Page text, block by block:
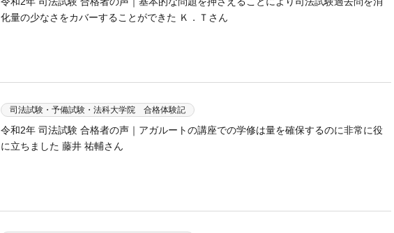
化量の少なさをカバーすることができた Ｋ．Ｔさん
司法試験・予備試験・法科大学院 合格体験記
令和2年 司法試験 合格者の声｜アガルートの講座での学修は量を確保するのに非常に役
に立ちました 藤井 祐輔さん